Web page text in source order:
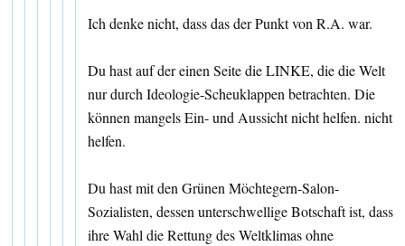
Ich denke nicht, dass das der Punkt von R.A. war.
Du hast auf der einen Seite die LINKE, die die Welt
nur durch Ideologie-Scheuklappen betrachten. Die
können mangels Ein- und Aussicht nicht helfen. nicht
helfen.
Du hast mit den Grünen Möchtegern-Salon-
Sozialisten, dessen unterschwellige Botschaft ist, dass
ihre Wahl die Rettung des Weltklimas ohne